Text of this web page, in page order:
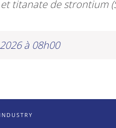
titanate de strontium
à 08h00